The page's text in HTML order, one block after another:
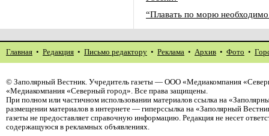
“Плавать по морю
Главная • Редакция • Письмо редактору • Реклама • Архив • Фото •
© Заполярный Вестник. Учредитель газеты — ООО «Медиакомпания
«Медиакомпания «Северный город». Все права защищены.
При полном или частичном использовании материалов ссылка на
размещении материалов в интернете — гиперссылка на «Заполярный
газеты не предоставляет справочную информацию. Редакция не несет
содержащуюся в рекламных объявлениях.